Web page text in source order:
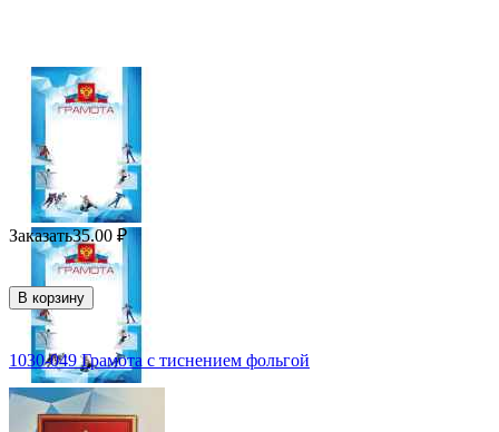
Заказать35.00 ₽
В корзину
1030-049 Грамота с тиснением фольгой